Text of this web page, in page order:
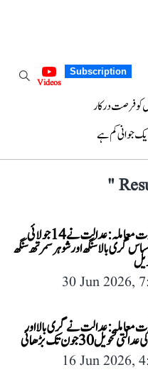
Subscription
Videos
کو فرصت درکار
جوانی کم ہے
"
ٹویشا شرما موت معاملہ: عدالت نے 14 جولائی
گری بالا سنگھ اور شوہر سمرتھ سنگھ
30 Jun 2026,
معاملہ: عدالت نے گری بالا اور
تحویل 30 جون تک بڑھائی
16 Jun 2026,